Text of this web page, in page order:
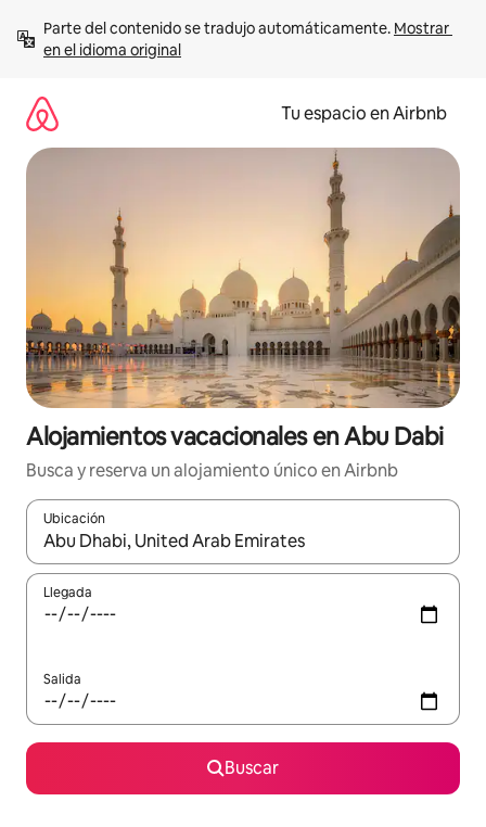
contenido
Parte del contenido se tradujo automáticamente. Mostrar
en el idioma original
Tu espacio en Airbnb
Alojamientos vacacionales en Abu Dabi
Busca y reserva un alojamiento único en Airbnb
Ubicación
Cuando los resultados estén disponibles, podrás navegar
Llegada
Salida
Buscar